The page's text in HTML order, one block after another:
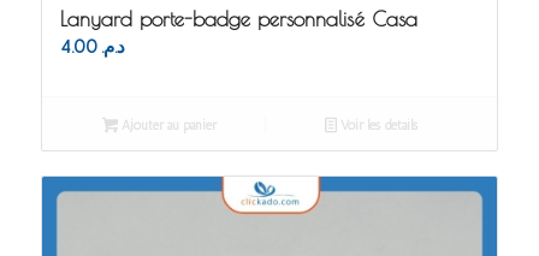
Lanyard porte-badge personnalisé Casa
د.م. 4.00
Ajouter au panier Voir les détails